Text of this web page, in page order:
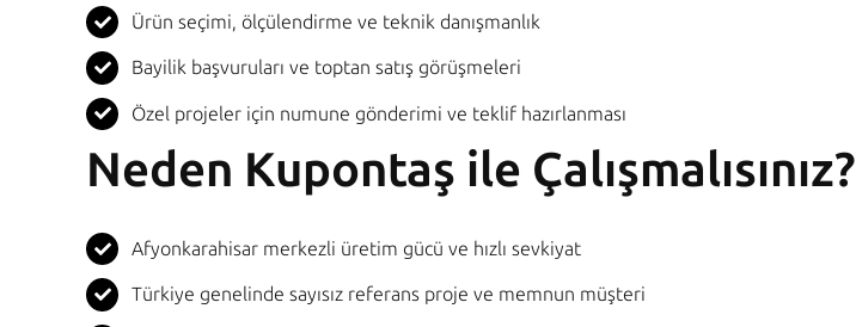
Ürün seçimi, ölçülendirme ve teknik danışmanlık
Bayilik başvuruları ve toptan satış görüşmeleri
Özel projeler için numune gönderimi ve teklif hazırlanması
Neden Kupontaş ile Çalışmalısınız?
Afyonkarahisar merkezli üretim gücü ve hızlı sevkiyat
Türkiye genelinde sayısız referans proje ve memnun müşteri